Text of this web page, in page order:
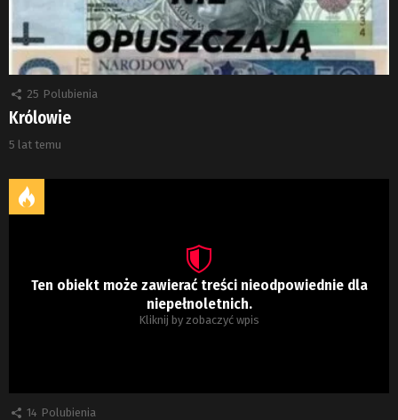
25 Polubienia
Królowie
5 lat temu
Ten obiekt może zawierać treści nieodpowiednie dla
niepełnoletnich.
Kliknij by zobaczyć wpis
14 Polubienia